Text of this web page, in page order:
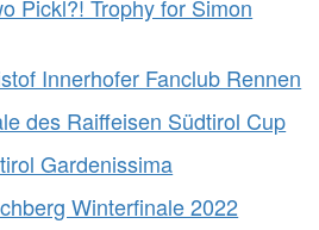
Pickl?! Trophy for Simon
Innerhofer Fanclub Rennen
des Raiffeisen Südtirol Cup
Gardenissima
Winterfinale 2022